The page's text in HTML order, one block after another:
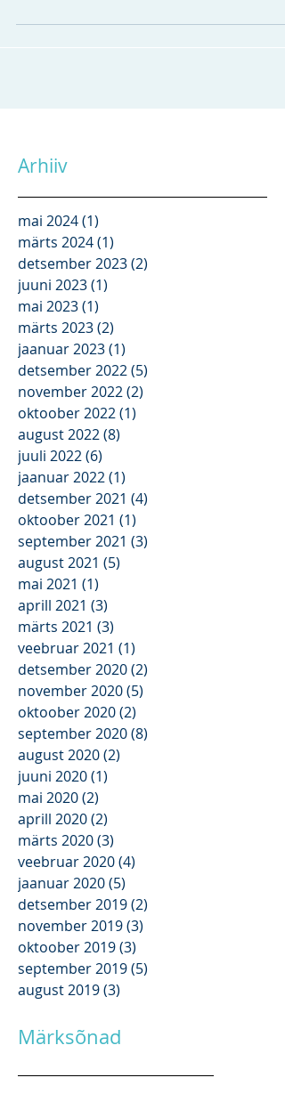
1 mõistes, mille alusel ehitustööde tegija
Arhiiv
mai 2024 (1)1 post
märts 2024(1)
detsember 2023
juuni 2023(1)1 post
mai 2023(1)1 post
märts 2023 (2)2 posts
jaanuar 2023(1)1 post
detsember 2022 (5)
november 2022
oktoober 2022
august 2022(8)8 posts
juuli 2022 (6)6 posts
jaanuar 2022(1)1 post
detsember 2021 (4)
oktoober 2021
september 2021
august 2021(5)
mai 2021(1)1 post
aprill 2021(3)3 posts
märts 2021 (3)3 posts
veebruar 2021(1)1 post
detsember 2020(2)
november 2020(5)5 posts
oktoober 2020
september 2020
august 2020
juuni 2020(1)
mai 2020(2)2 posts
aprill 2020(2)2 posts
märts 2020(3)3 posts
veebruar 2020 (4)4 posts
jaanuar 2020(5)5 posts
detsember 2019(2)
november 2019(3)3 posts
oktoober 2019
august 2019 (3)
Märksõnad